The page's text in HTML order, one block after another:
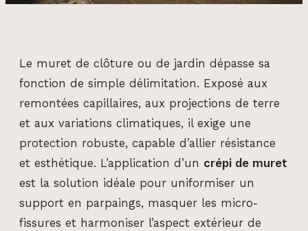
Le muret de clôture ou de jardin dépasse sa
fonction de simple délimitation. Exposé aux
remontées capillaires, aux projections de terre
et aux variations climatiques, il exige une
protection robuste, capable d’allier résistance
et esthétique. L’application d’un crépi de muret
est la solution idéale pour uniformiser un
support en parpaings, masquer les micro-
fissures et harmoniser l’aspect extérieur de